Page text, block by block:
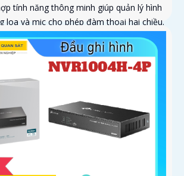
tính năng thông minh giúp quản lý hình
loa và mic cho phép đàm thoại hai chiều.